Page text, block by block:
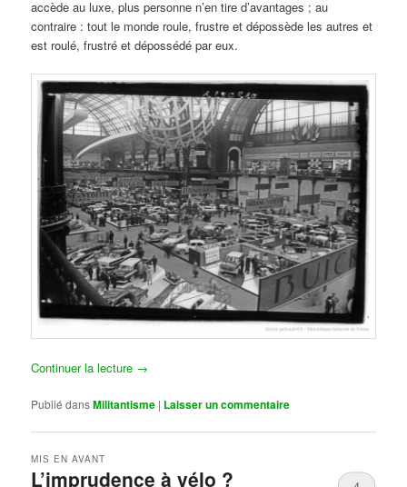
accède au luxe, plus personne n’en tire d’avantages ; au
contraire : tout le monde roule, frustre et dépossède les autres et
est roulé, frustré et dépossédé par eux.
Continuer la lecture →
Publié dansMilitantisme | Laisser un commentaire
L’imprudence à vélo ?
MIS EN AVANT